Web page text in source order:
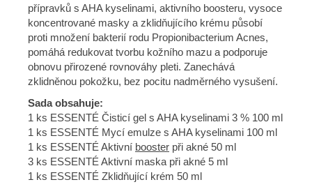
přípravků s AHA kyselinami, aktivního boosteru, vysoce
koncentrované masky a zklidňujícího krému působí
proti množení bakterií rodu Propionibacterium Acnes,
pomáhá redukovat tvorbu kožního mazu a podporuje
obnovu přirozené rovnováhy pleti. Zanechává
zklidněnou pokožku, bez pocitu nadměrného vysušení.
Sada obsahuje:
1 ks ESSENTÉ Čisticí gel s AHA kyselinami 3 % 100 ml
1 ks ESSENTÉ Mycí emulze s AHA kyselinami 100 ml
1 ks ESSENTÉ Aktivní booster při akné 50 ml
3 ks ESSENTÉ Aktivní maska při akné 5 ml
1 ks ESSENTÉ Zklidňující krém 50 ml